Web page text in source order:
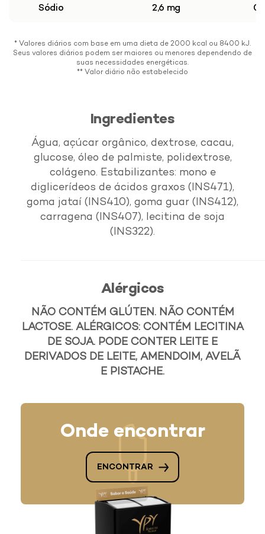
Sódio 2,6 mg
* Valores diários com base em uma dieta de 2000 kcal ou 8400 kJ.
Seus valores diários podem ser maiores ou menores dependendo de
suas necessidades energéticas.
** Valor diário não estabelecido
Ingredientes
Água, açúcar orgânico, dextrose, cacau,
glucose, óleo de palmiste, polidextrose,
colágeno. Estabilizantes: mono e
diglicerídeos de ácidos graxos (INS471),
goma jataí (INS410), goma guar (INS412),
carragena (INS407), lecitina de soja
(INS322).
Alérgicos
NÃO CONTÉM GLÚTEN. NÃO CONTÉM
LACTOSE. ALÉRGICOS: CONTÉM LECITINA
DE SOJA. PODE CONTER LEITE E
DERIVADOS DE LEITE, AMENDOIM, AVELÃ
E PISTACHE.
Onde encontrar
ENCONTRAR